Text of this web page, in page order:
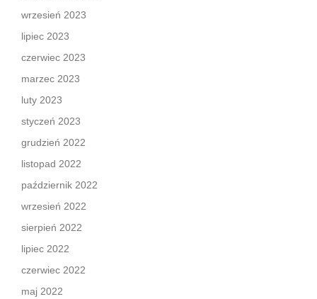
wrzesień 2023
lipiec 2023
czerwiec 2023
marzec 2023
luty 2023
styczeń 2023
grudzień 2022
listopad 2022
październik 2022
wrzesień 2022
sierpień 2022
lipiec 2022
czerwiec 2022
maj 2022